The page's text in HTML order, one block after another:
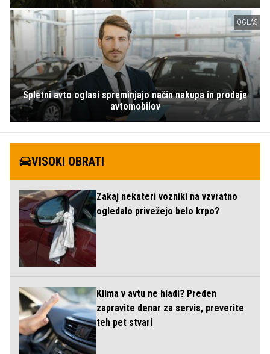
OGLAS
Spletni avto oglasi spreminjajo način nakupa in prodaje
avtomobilov
VISOKI OBRATI
Zakaj nekateri vozniki na vzvratno
ogledalo privežejo belo krpo?
Klima v avtu ne hladi? Preden
zapravite denar za servis, preverite
teh pet stvari